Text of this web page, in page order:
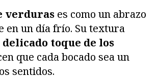
verduras es como un abrazo
en un día frío. Su textura
delicado toque de los
que cada bocado sea un
sentidos.